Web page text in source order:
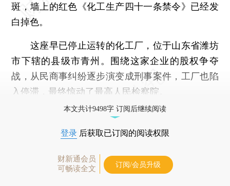
斑，墙上的红色《化工生产四十一条禁令》已经发
白掉色。
这座早已停止运转的化工厂，位于山东省潍坊
市下辖的县级市青州。围绕这家企业的股权争夺
战，从民商事纠纷逐步演变成刑事案件，工厂也陷
入停滞，最终惊动了最高人民检察院。
本文共计9498字 订阅后继续阅读
登录 后获取已订阅的阅读权限
财新通会员
可畅读全文
订阅/会员升级